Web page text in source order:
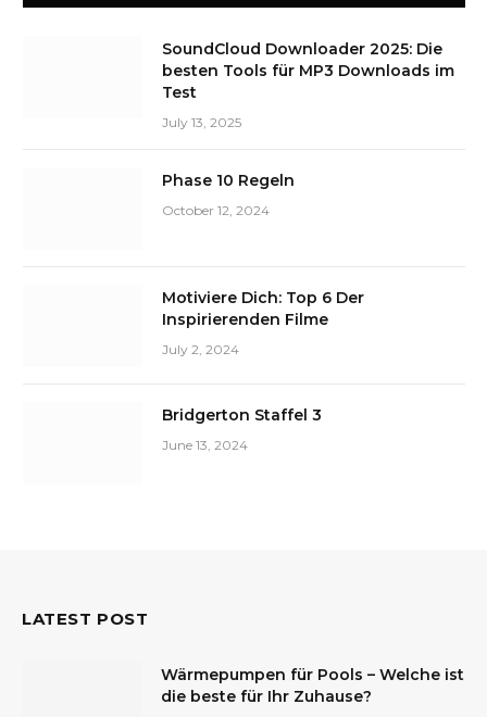
SoundCloud Downloader 2025: Die
besten Tools für MP3 Downloads im
Test
July 13, 2025
Phase 10 Regeln
October 12, 2024
Motiviere Dich: Top 6 Der
Inspirierenden Filme
July 2, 2024
Bridgerton Staffel 3
June 13, 2024
LATEST POST
Wärmepumpen für Pools – Welche ist
die beste für Ihr Zuhause?